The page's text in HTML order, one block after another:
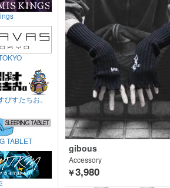
gibous
Accessory
￥3,980
ぴすたちお。
TABLET